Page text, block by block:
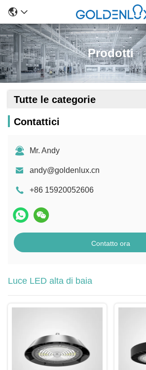
Prodotti
Tutte le categorie
Contattici
Mr. Andy
andy@goldenlux.cn
+86 15920052606
Contatto ora
Luce LED alta di baia